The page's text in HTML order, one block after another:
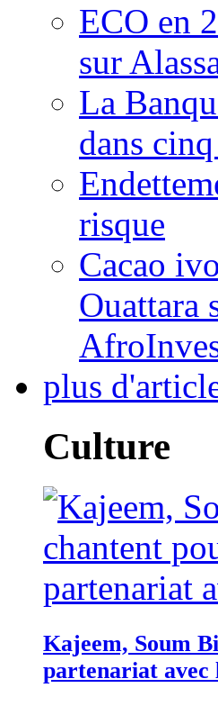
ECO en
sur
La
dans
risque
Cacao
Ouattara
plus
Culture
Kajeem, Soum
partenariat avec